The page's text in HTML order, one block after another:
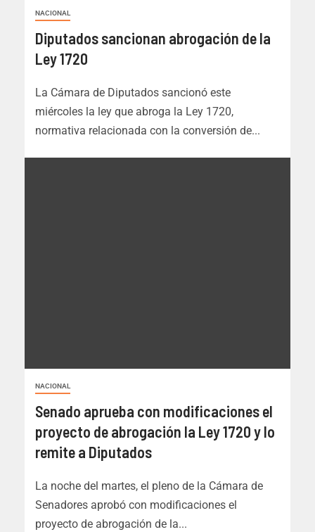
NACIONAL
Diputados sancionan abrogación de la
Ley 1720
La Cámara de Diputados sancionó este
miércoles la ley que abroga la Ley 1720,
normativa relacionada con la conversión de...
NACIONAL
Senado aprueba con modificaciones el
proyecto de abrogación la Ley 1720 y lo
remite a Diputados
La noche del martes, el pleno de la Cámara de
Senadores aprobó con modificaciones el
proyecto de abrogación de la...